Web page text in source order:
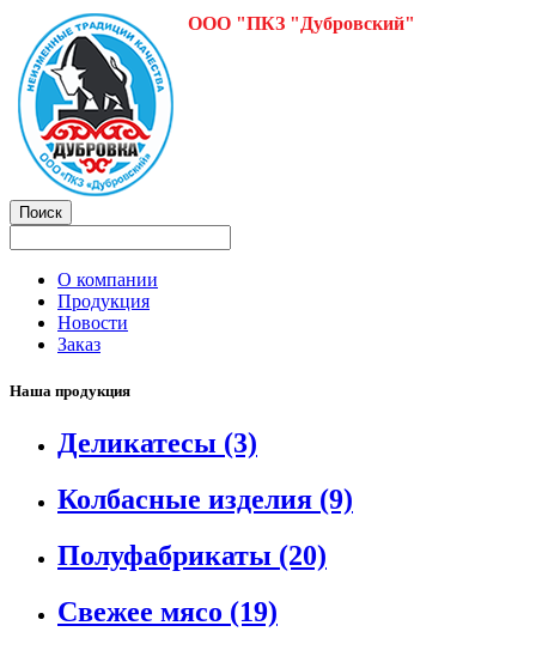
ООО "ПКЗ "Дубровский"
О компании
Продукция
Новости
Заказ
Наша продукция
Деликатесы (3)
Колбасные изделия (9)
Полуфабрикаты (20)
Свежее мясо (19)